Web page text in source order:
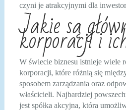
czyni je atrakcyjnymi dla
Jakie są
korporacji i
W świecie biznesu istnieje wiele
korporacji, które różnią się
sposobem zarządzania oraz
właścicieli. Najbardziej
jest spółka akcyjna, która